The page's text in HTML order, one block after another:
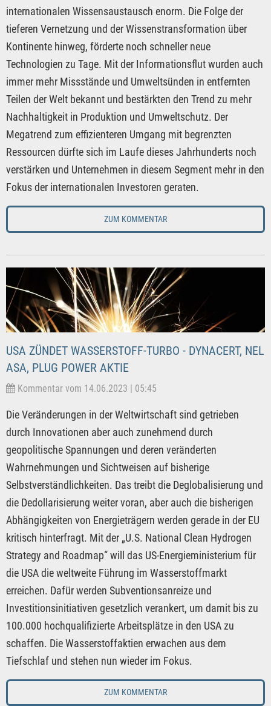
internationalen Wissensaustausch enorm. Die Folge der
tieferen Vernetzung und der Wissenstransformation über
Kontinente hinweg, förderte noch schneller neue
Technologien zu Tage. Mit der Informationsflut wurden auch
immer mehr Missstände und Umweltsünden in entfernten
Teilen der Welt bekannt und bestärkten den Trend zu mehr
Nachhaltigkeit in Produktion und Umweltschutz. Der
Megatrend zum effizienteren Umgang mit begrenzten
Ressourcen dürfte sich im Laufe dieses Jahrhunderts noch
verstärken und Unternehmen in diesem Segment mehr in den
Fokus der internationalen Investoren geraten.
ZUM KOMMENTAR
USA ZÜNDET WASSERSTOFF-TURBO - DYNACERT, NEL
ASA, PLUG POWER AKTIE
Kommentar vom 14.06.2023 | 05:45
Die Veränderungen in der Weltwirtschaft sind getrieben
durch Innovationen aber auch zunehmend durch
geopolitische Spannungen und deren veränderten
Wahrnehmungen und Sichtweisen auf bisherige
Selbstverständlichkeiten. Das treibt die Deglobalisierung und
die Dedollarisierung weiter voran, aber auch die bisherigen
Abhängigkeiten von Energieträgern werden gerade in der EU
kritisch hinterfragt. Mit der „U.S. National Clean Hydrogen
Strategy and Roadmap“ will das US-Energieministerium für
die USA die weltweite Führung im Wasserstoffmarkt
erreichen. Dafür werden Subventionsanreize und
Investitionsinitiativen gesetzlich verankert, um damit bis zu
100.000 hochqualifizierte Arbeitsplätze in den USA zu
schaffen. Die Wasserstoffaktien erwachen aus dem
Tiefschlaf und stehen nun wieder im Fokus.
ZUM KOMMENTAR